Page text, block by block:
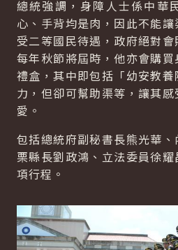
總統強調，身障人士係中華
心、手背均是肉，因此不能
受二等國民待遇，政府絕對會
每年秋節將屆時，他亦會購
禮盒，其中即包括「幼安教
力，但卻可幫助渠等，讓其
愛。
包括總統府副秘書長熊光華
栗縣長劉政鴻、立法委員徐
項行程。